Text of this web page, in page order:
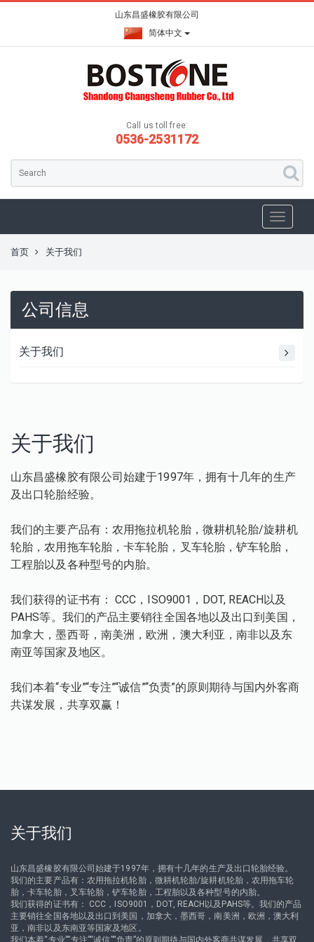
山东昌盛橡胶有限公司
简体中文
Call us toll free:
0536-2531172
首页 关于我们
公司信息
关于我们
关于我们
山东昌盛橡胶有限公司始建于1997年，拥有十几年的生产
及出口轮胎经验。
我们的主要产品有：农用拖拉机轮胎，微耕机轮胎/旋耕机
轮胎，农用拖车轮胎，卡车轮胎，叉车轮胎，铲车轮胎，
工程胎以及各种型号的内胎。
我们获得的证书有： CCC，ISO9001，DOT, REACH以及
PAHS等。我们的产品主要销往全国各地以及出口到美国，
加拿大，墨西哥，南美洲，欧洲，澳大利亚，南非以及东
南亚等国家及地区。
我们本着“专业”“专注”“诚信”“负责”的原则期待与国内外客商
共谋发展，共享双赢！
关于我们
山东昌盛橡胶有限公司始建于1997年，拥有十几年的生产及出口轮胎经验。
我们的主要产品有：农用拖拉机轮胎，微耕机轮胎/旋耕机轮胎，农用拖车轮
胎，卡车轮胎，叉车轮胎，铲车轮胎，工程胎以及各种型号的内胎。
我们获得的证书有： CCC，ISO9001，DOT, REACH以及PAHS等。我们的产品
主要销往全国各地以及出口到美国，加拿大，墨西哥，南美洲，欧洲，澳大利
亚，南非以及东南亚等国家及地区。
我们本着“专业”“专注”“诚信”“负责”的原则期待与国内外客商共谋发展，共享双